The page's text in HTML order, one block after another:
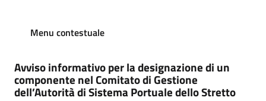
Menu contestuale
Avviso informativo per la designazione di un
componente nel Comitato di Gestione
dell’Autorità di Sistema Portuale dello Stretto